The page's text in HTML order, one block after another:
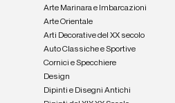
Arte Marinara e Imbarcazioni
Arte Orientale
Arti Decorative del XX secolo
Auto Classiche e Sportive
Cornici e Specchiere
Design
Dipinti e Disegni Antichi